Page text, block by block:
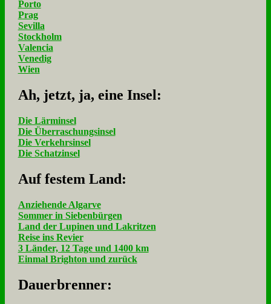
Porto
Prag
Sevilla
Stockholm
Valencia
Venedig
Wien
Ah, jetzt, ja, ei­ne In­sel:
Die Lärminsel
Die Überraschungsinsel
Die Verkehrsinsel
Die Schatzinsel
Auf fe­stem Land:
Anziehende Algarve
Sommer in Siebenbürgen
Land der Lupinen und Lakritzen
Reise ins Revier
3 Länder, 12 Tage und 1400 km
Einmal Brighton und zurück
Dau­er­bren­ner: